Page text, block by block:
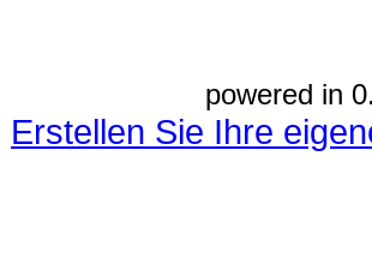
powered in
Erstellen Sie Ihre